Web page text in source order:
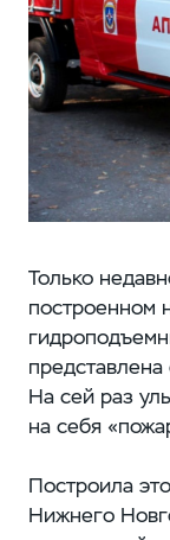
Только
построенном
На сей раз
на себя
Построила
Нижнего